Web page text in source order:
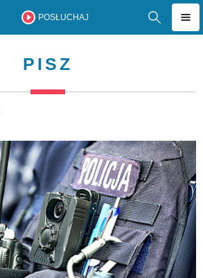
POSŁUCHAJ
PISZ